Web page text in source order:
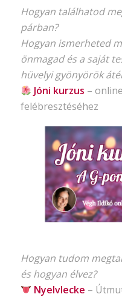
Hogyan találhatod
párban?
Hogyan ismerheted
önmagad és a saját
hüvelyi gyönyörök
Jóni kurzus –
felébresztéséhez
Hogyan tudom
és hogyan élvez?
Nyelvlecke –